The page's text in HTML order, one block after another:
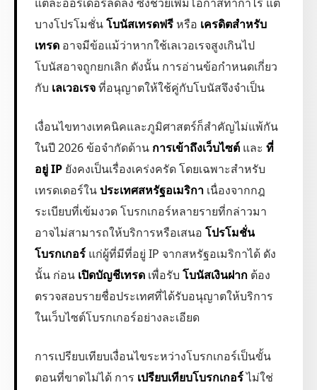
บางโปรโมชั่นโบนัสเทรดฟรีหรือ เครดิตสำหรับ
เทรด อาจมีข้อแม้ว่าหากใช้เลเวอเรจสูงเกินไป
โบนัสอาจถูกยกเลิก ดังนั้น การอ่านข้อกำหนดเกี่ยว
กับ เลเวอเรจที่อนุญาตให้ใช้คู่กับโบนัสจึงจำเป็น
เงื่อนไขทางเทคนิคและภูมิศาสตร์ก็สำคัญไม่แพ้กัน
ในปี 2026 ข้อจำกัดด้าน การเข้าถึงเว็บไซต์ และ ที่
อยู่ IP ยังคงเป็นเรื่องเคร่งครัด โดยเฉพาะสำหรับ
เทรดเดอร์ในประเทศสหรัฐอเมริกา เนื่องจากกฎ
ระเบียบที่เข้มงวด โบรกเกอร์หลายรายที่กล่าวมา
อาจไม่สามารถให้บริการหรือเสนอ โปรโมชั่น
โบรกเกอร์ แก่ผู้ที่มีที่อยู่ IP จากสหรัฐอเมริกาได้ ดัง
นั้น ก่อน เปิดบัญชีเทรด เพื่อรับ โบนัสเงินฝาก ต้อง
ตรวจสอบรายชื่อประเทศที่ได้รับอนุญาตให้บริการ
ในเว็บไซต์โบรกเกอร์อย่างละเอียด
การเปรียบเทียบเงื่อนไขระหว่างโบรกเกอร์เป็นขั้น
ตอนที่ขาดไม่ได้ การ เปรียบเทียบโบรกเกอร์ไม่ใช่